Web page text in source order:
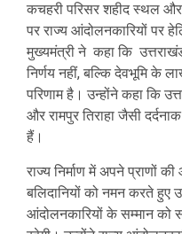
कचहरी परिसर शहीद स्थल
पर राज्य आंदोलनकारियों पर
मुख्यमंत्री ने कहा कि
निर्णय नहीं, बल्कि देवभूमि के
परिणाम है। उन्होंने कहा कि
और रामपुर तिराहा जैसी
हैं।
राज्य निर्माण में अपने प्राणों
बलिदानियों को नमन करते हुए
आंदोलनकारियों के सम्मान को